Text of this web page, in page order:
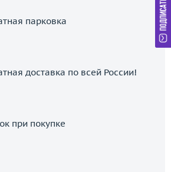
парковка
доставка по всей России!
при покупке